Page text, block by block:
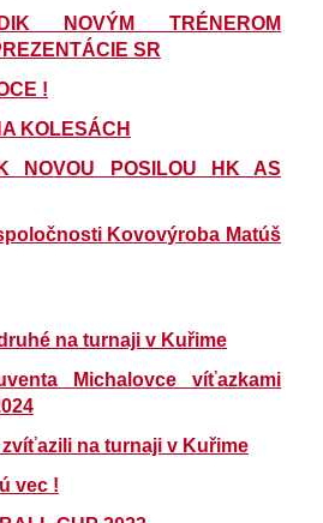
NOVÝM TRÉNEROM
SR
!
KOLESÁCH
NOVOU POSILOU HK AS
Kovovýroba Matúš
na turnaji v Kuřime
Michalovce víťazkami
zvíťazili na turnaji v Kuřime
vec !